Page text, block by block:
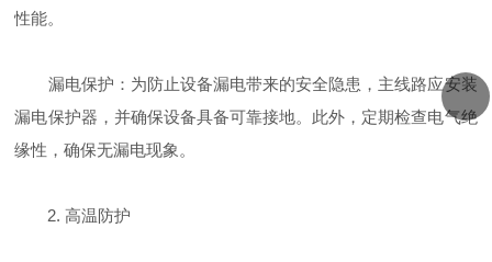
性能。
漏电保护：为防止设备漏电带来的安全隐患，主线路应安装
漏电保护器，并确保设备具备可靠接地。此外，定期检查电气绝
缘性，确保无漏电现象。
2. 高温防护